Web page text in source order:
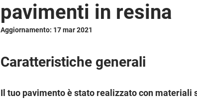
pavimenti in resina
Aggiornamento: 17 mar 2021
Caratteristiche generali
Il tuo pavimento è stato realizzato con